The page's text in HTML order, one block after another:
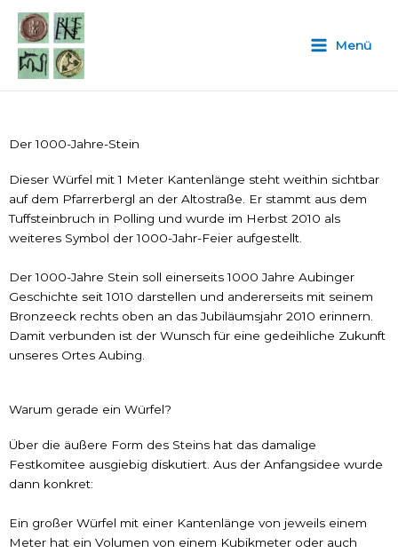
Inhalt
springen
Menü
Der 1000-Jahre-Stein
Dieser Würfel mit 1 Meter Kantenlänge steht weithin sichtbar
auf dem Pfarrerbergl an der Altostraße. Er stammt aus dem
Tuffsteinbruch in Polling und wurde im Herbst 2010 als
weiteres Symbol der 1000-Jahr-Feier aufgestellt.
Der 1000-Jahre Stein soll einerseits 1000 Jahre Aubinger
Geschichte seit 1010 darstellen und andererseits mit seinem
Bronzeeck rechts oben an das Jubiläumsjahr 2010 erinnern.
Damit verbunden ist der Wunsch für eine gedeihliche Zukunft
unseres Ortes Aubing.
Warum gerade ein Würfel?
Über die äußere Form des Steins hat das damalige
Festkomitee ausgiebig diskutiert. Aus der Anfangsidee wurde
dann konkret:
Ein großer Würfel mit einer Kantenlänge von jeweils einem
Meter hat ein Volumen von einem Kubikmeter oder auch